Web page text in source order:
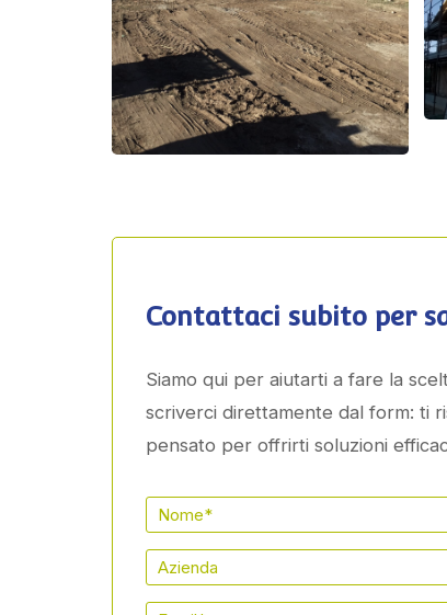
Contattaci subito per
Siamo qui per aiutarti a fare la
scriverci direttamente dal form: ti
pensato per offrirti soluzioni